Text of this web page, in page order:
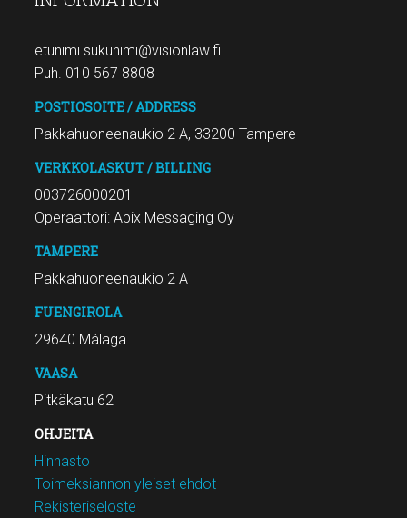
etunimi.sukunimi@visionlaw.fi
Puh. 010 567 8808
POSTIOSOITE / ADDRESS
Pakkahuoneenaukio 2 A, 33200 Tampere
VERKKOLASKUT / BILLING
003726000201
Operaattori: Apix Messaging Oy
TAMPERE
Pakkahuoneenaukio 2 A
FUENGIROLA
29640 Málaga
VAASA
Pitkäkatu 62
OHJEITA
Hinnasto
Toimeksiannon yleiset ehdot
Rekisteriseloste